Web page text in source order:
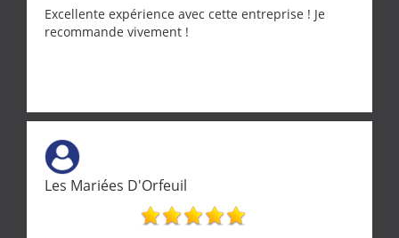
Excellente expérience avec cette entreprise ! Je
recommande vivement !
Les Mariées D'Orfeuil